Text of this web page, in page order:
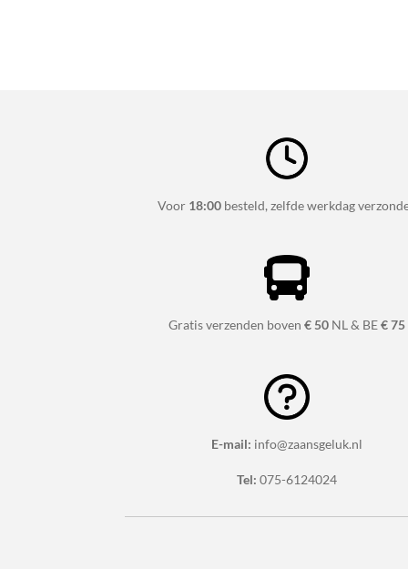
Voor 18:00besteld, zelfde werkdag
Gratis verzenden boven€ 50 NL & BE€ 75
E-mail: info@zaansgeluk.nl
Tel: 075-6124024